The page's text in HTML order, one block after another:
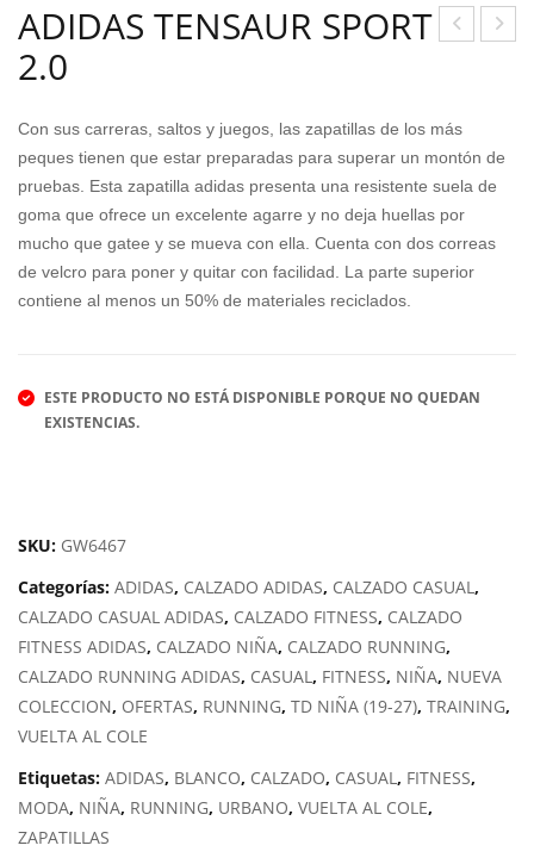
TEN
SAU
R
SP
OL
VE
ADIDAS TENSAUR SPORT
2.0
Con sus carreras, saltos y juegos, las zapatillas de los más
peques tienen que estar preparadas para superar un montón de
pruebas. Esta zapatilla adidas presenta una resistente suela de
goma que ofrece un excelente agarre y no deja huellas por
mucho que gatee y se mueva con ella. Cuenta con dos correas
de velcro para poner y quitar con facilidad. La parte superior
contiene al menos un 50% de materiales reciclados.
ESTE PRODUCTO NO ESTÁ DISPONIBLE PORQUE NO QUEDAN
EXISTENCIAS.
SKU: GW6467
Categorías: ADIDAS, CALZADO ADIDAS, CALZADO CASUAL,
CALZADO CASUAL ADIDAS, CALZADO FITNESS, CALZADO
FITNESS ADIDAS, CALZADO NIÑA, CALZADO RUNNING,
CALZADO RUNNING ADIDAS, CASUAL, FITNESS, NIÑA, NUEVA
COLECCION, OFERTAS, RUNNING, TD NIÑA (19-27), TRAINING,
VUELTA AL COLE
Etiquetas: ADIDAS, BLANCO, CALZADO, CASUAL, FITNESS,
MODA, NIÑA, RUNNING, URBANO, VUELTA AL COLE,
ZAPATILLAS